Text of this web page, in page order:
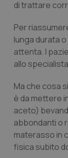
di trattare
Per
lunga durata
attenta. I
allo
Ma che cosa
è da mettere
aceto)
abbondanti o
materasso in
fisica subito